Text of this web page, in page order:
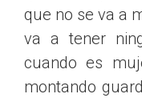
que no se va a
va a tener
cuando es
montando